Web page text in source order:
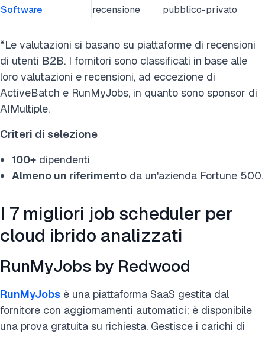
Software
recensione
pubblico-privato
*Le valutazioni si basano su piattaforme di recensioni
di utenti B2B. I fornitori sono classificati in base alle
loro valutazioni e recensioni, ad eccezione di
ActiveBatch e RunMyJobs, in quanto sono sponsor di
AIMultiple.
Criteri di selezione
100+ dipendenti
Almeno un riferimento da un'azienda Fortune 500.
I 7 migliori job scheduler per
cloud ibrido analizzati
RunMyJobs by Redwood
RunMyJobs è una piattaforma SaaS gestita dal
fornitore con aggiornamenti automatici; è disponibile
una prova gratuita su richiesta. Gestisce i carichi di